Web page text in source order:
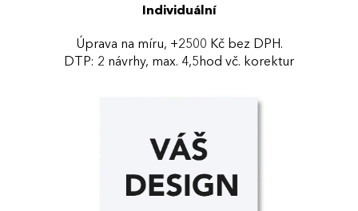
Individuální
Úprava na míru, +2500 Kč bez DPH.
DTP: 2 návrhy, max. 4,5hod vč. korektur